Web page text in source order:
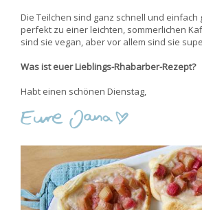
Die Teilchen sind ganz schnell und einfach
perfekt zu einer leichten, sommerlichen
sind sie vegan, aber vor allem sind sie
Was ist euer Lieblings-Rhabarber-Rezept?
Habt einen schönen Dienstag,